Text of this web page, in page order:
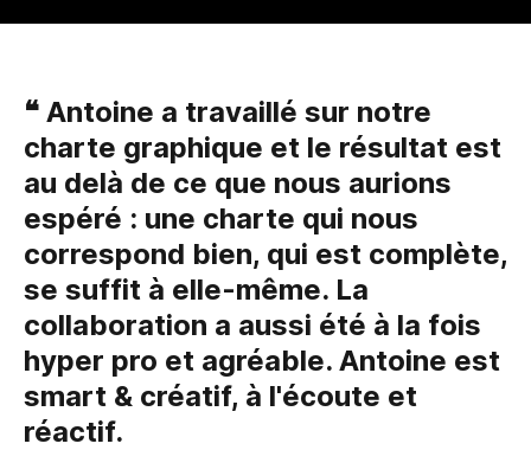
❝ Antoine a travaillé sur notre
charte graphique et le résultat est
au delà de ce que nous aurions
espéré : une charte qui nous
correspond bien, qui est complète,
se suffit à elle-même. La
collaboration a aussi été à la fois
hyper pro et agréable. Antoine est
smart & créatif, à l'écoute et
réactif.